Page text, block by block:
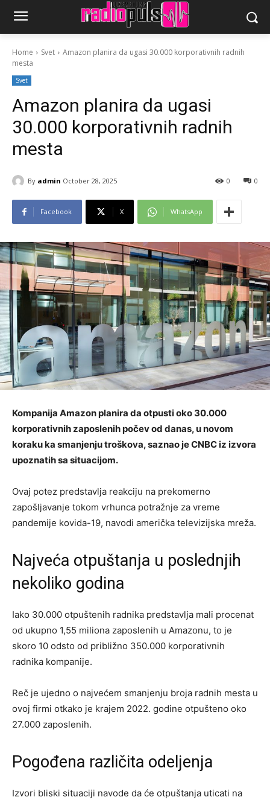
Home Svet
Amazon planira da ugasi 30.000 korporativnih radnih
mesta
Svet
Amazon planira da ugasi
30.000 korporativnih radnih
mesta
By admin October 28, 2025 0
0
Facebook X WhatsApp
Kompanija Amazon planira da otpusti oko 30.000
korporativnih zaposlenih počev od danas, u novom
koraku ka smanjenju troškova, saznao je CNBC iz izvora
upoznatih sa situacijom.
Ovaj potez predstavlja reakciju na prekomerno
zapošljavanje tokom vrhunca potražnje za vreme
pandemije kovida-19, navodi američka televizijska mreža.
Najveća otpuštanja u poslednjih
nekoliko godina
Iako 30.000 otpuštenih radnika predstavlja mali procenat
od ukupno 1,55 miliona zaposlenih u Amazonu, to je
skoro 10 odsto od približno 350.000 korporativnih
radnika kompanije.
Reč je ujedno o najvećem smanjenju broja radnih mesta u
ovoj firmi otkako je krajem 2022. godine otpušteno oko
27.000 zaposlenih.
Pogođena različita odeljenja
Izvori bliski situaciji navode da će otpuštanja uticati na